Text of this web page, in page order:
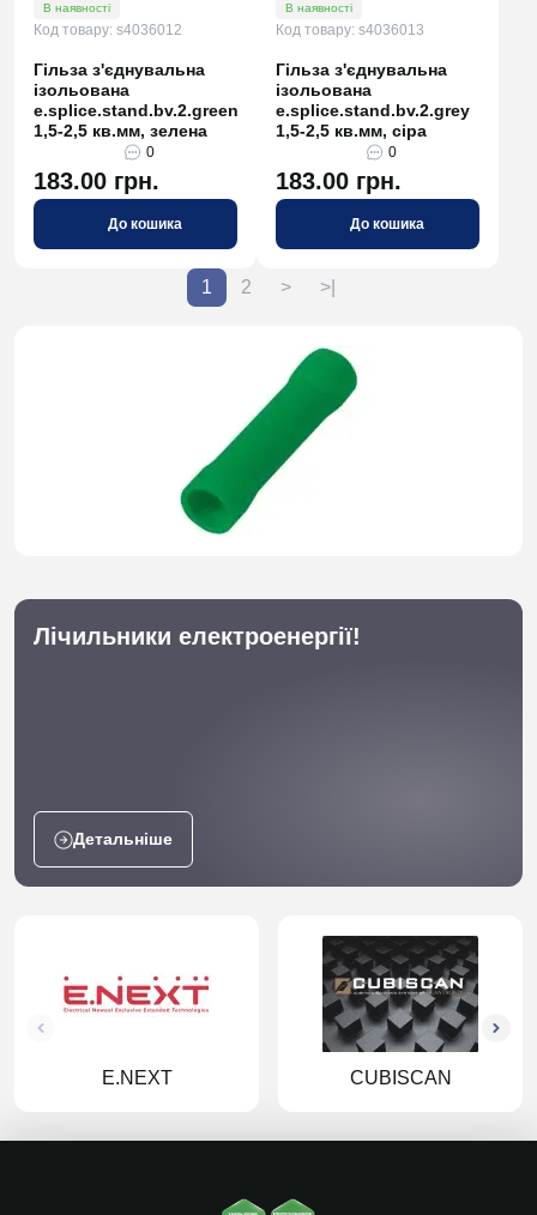
В наявності
Код товару: s4036012
Гільза з'єднувальна
ізольована
e.splice.stand.bv.2.green
1,5-2,5 кв.мм, зелена
0
183.00 грн.
До кошика
В наявності
Код товару: s4036013
Гільза з'єднувальна
ізольована
e.splice.stand.bv.2.grey
1,5-2,5 кв.мм, сіра
0
183.00 грн.
До кошика
1 2 > >|
Лічильники електроенергії!
Детальніше
E.NEXT CUBISCAN